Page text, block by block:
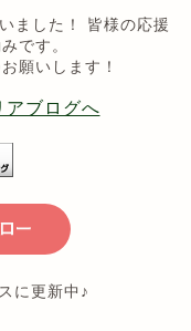
ました！ 皆様の応援
です。
願いします！
に更新中♪